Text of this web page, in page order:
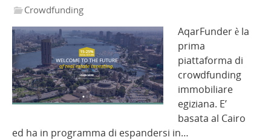
Crowdfunding
AqarFunder è la
prima
piattaforma di
crowdfunding
immobiliare
egiziana. E’
basata al Cairo
ed ha in programma di espandersi in…